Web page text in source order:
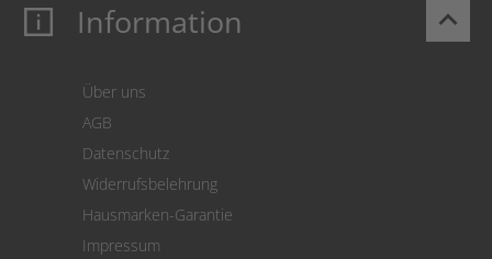
Mein Konto
keyboard_arrow_up
Information
Über uns
AGB
Datenschutz
Widerrufsbelehrung
Hausmarken-Garantie
Impressum